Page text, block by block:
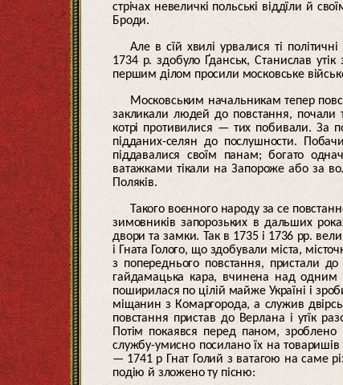
стрічах невеличкі польські віддїли й
Броди.
Але в сїй хвилі урвалися ті
1734 р. здобуло Ґданськ, Станислав
першим ділом просили московське
Московським начальникам тепер
закликали людей до повстання, почали
котрі противилися — тих побивали. За
підданих-селян до послушности.
піддавалися своїм панам; богато
ватажками тікали на Запороже або за
Поляків.
Такого воєнного народу за се
зимовників запорозьких в дальших
двори та замки. Так в 1735 і 1736 рр.
і Гната Голого, що здобували міста,
з попереднього повстання, пристали
гайдамацька кара, вчинена над одним
поширилася по цілій майже Україні і
міщанин з Комаргорода, а служив
повстання пристав до Верлана і утїк
Потім покаявся перед паном,
службу-умисно посилано їх на
— 1741 р Гнат Голий з ватагою на саме
подію й зложено ту пісню: